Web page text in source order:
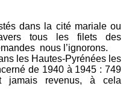
dans la cité mariale ou
tous les filets des
nous l’ignorons.
les Hautes-Pyrénées les
de 1940 à 1945 : 749
jamais revenus, à cela